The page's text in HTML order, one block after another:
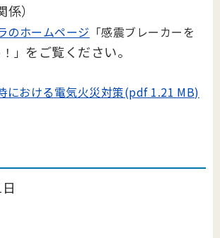
）
のホームページ 「感震ブレーカーを
」 をご覧ください。
における電気火災対策(pdf 1.21 MB)